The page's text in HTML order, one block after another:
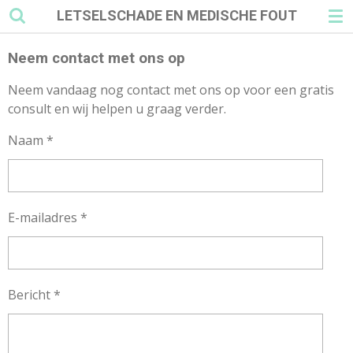
Ga
naar
hoofdinhoud
LETSELSCHADE EN MEDISCHE FOUT
Neem contact met ons op
Neem vandaag nog contact met ons op voor een gratis
consult en wij helpen u graag verder.
Naam *
E-mailadres *
Bericht *